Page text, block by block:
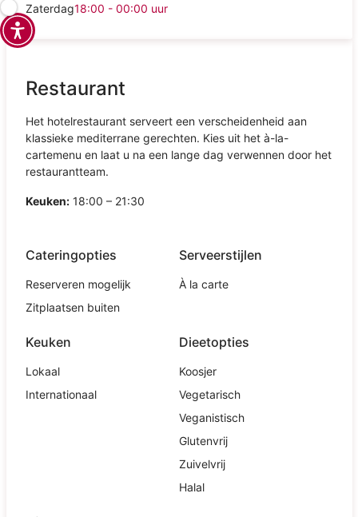
Zaterdag18:00 - 00:00 uur
Restaurant
Het hotelrestaurant serveert een verscheidenheid aan
klassieke mediterrane gerechten. Kies uit het à-la-
cartemenu en laat u na een lange dag verwennen door het
restaurantteam.
Keuken:18:00 – 21:30
Cateringopties
Reserveren mogelijk
Zitplaatsen buiten
Serveerstijlen
À la carte
Keuken
Lokaal
Internationaal
Dieetopties
Koosjer
Vegetarisch
Veganistisch
Glutenvrij
Zuivelvrij
Halal